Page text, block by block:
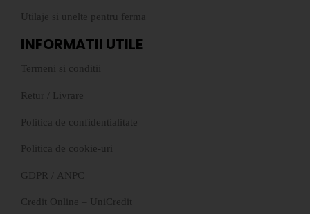
Utilaje si unelte pentru ferma
INFORMATII UTILE
Termeni si conditii
Retur Livrare
Politica de confidentialitate
Politica de cookie-uri
GDPR ANPC
Credit Online – UniCredit